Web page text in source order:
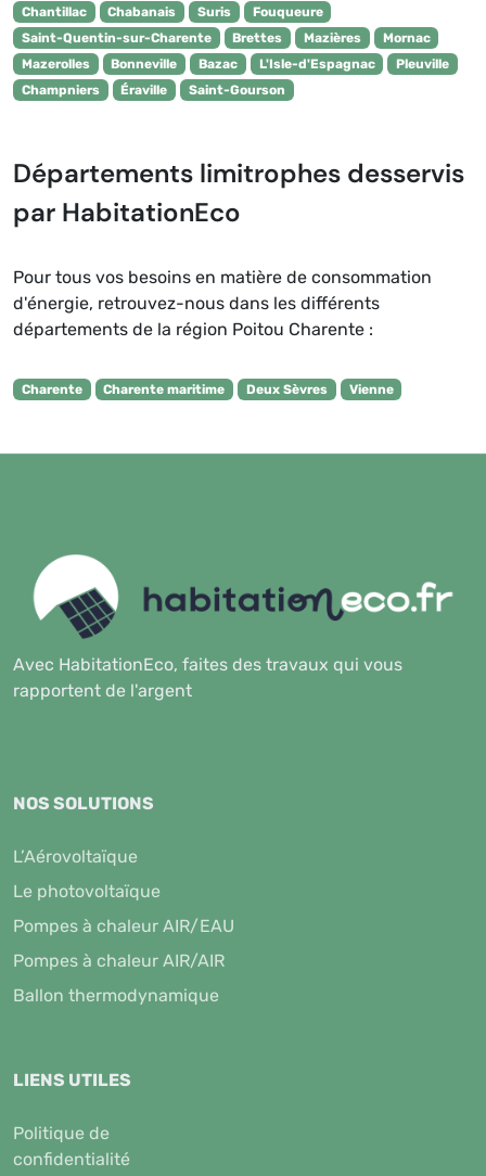
Chantillac
Chabanais Suris
Fouqueure
Saint-Quentin-sur-Charente
Brettes Mazières
Mornac
Mazerolles
Bonneville Bazac L'Isle-d'Espagnac
Pleuville
Champniers
Éraville Saint-Gourson
Départements limitrophes desservis
par HabitationEco
Pour tous vos besoins en matière de consommation
d'énergie, retrouvez-nous dans les différents
départements de la région Poitou Charente :
Charente Charente maritime Deux Sèvres Vienne
Avec HabitationEco, faites des travaux qui vous
rapportent de l'argent
NOS SOLUTIONS
L’Aérovoltaïque
Le photovoltaïque
Pompes à chaleur AIR/EAU
Pompes à chaleur AIR/AIR
Ballon thermodynamique
LIENS UTILES
Politique de
confidentialité